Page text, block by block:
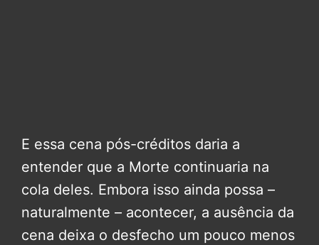
E essa cena pós-créditos daria a
entender que a Morte continuaria na
cola deles. Embora isso ainda possa –
naturalmente – acontecer, a ausência da
cena deixa o desfecho um pouco menos